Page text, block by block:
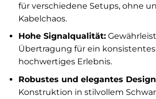
für verschiedene Setups, ohne
Kabelchaos.
Hohe Signalqualität:
Übertragung für ein
hochwertiges Erlebnis.
Robustes und elegantes
Konstruktion in stilvollem